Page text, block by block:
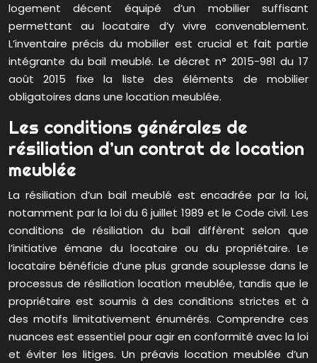
logement décent équipé d’un mobilier suffisant
permettant au locataire d’y vivre convenablement.
L’inventaire précis du mobilier est crucial et fait partie
intégrante du bail meublé. Le décret n° 2015-981 du 17
août 2015 fixe la liste des éléments de mobilier
obligatoires dans une location meublée.
Les conditions générales de
résiliation d’un contrat de location
meublée
La résiliation d’un bail meublé est encadrée par la loi,
notamment par la loi du 6 juillet 1989 et le Code civil. Les
conditions de résiliation du bail diffèrent selon que
l’initiative émane du locataire ou du propriétaire. Le
locataire bénéficie d’une plus grande souplesse dans le
processus de résiliation location meublée, tandis que le
propriétaire est soumis à des conditions strictes et à
des motifs limitativement énumérés. Comprendre ces
nuances est essentiel pour agir en conformité avec la loi
et éviter les litiges. Un préavis location meublée d’un